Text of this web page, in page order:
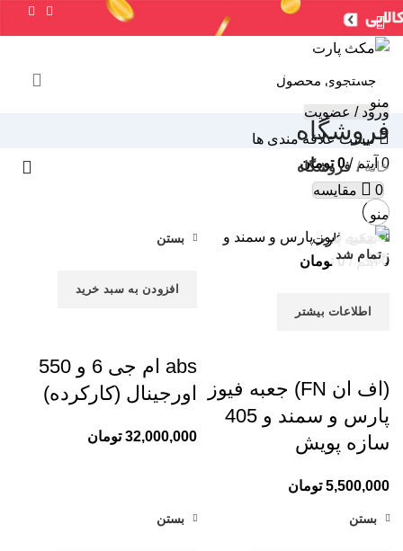
ورود / عضویت
لیست علاقه مندی ها
0 آیتم /
0 تومان
0
مقایسه
منو
0 آیتم /
0 تومان
منو
فروشگاه
خانه فروشگاه
تمام شد
اطلاعات بیشتر
بستن
(اف ان FN) جعبه فیوز
پارس و سمند و 405
سازه پویش
5,500,000 تومان
افزودن به سبد خرید
بستن
abs ام جی 6 و 550
اورجینال (کارکرده)
32,000,000 تومان
بستن بستن
سنسورها لوازم جانبی
ایسیو خودروهای چینی
شمع / وایر شمع